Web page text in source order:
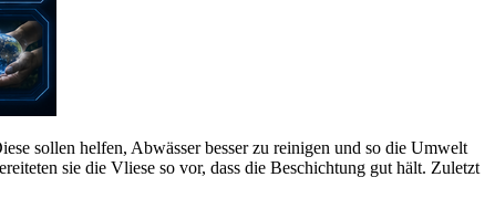
sollen helfen, Abwässer besser zu reinigen und so die Umwelt
sie die Vliese so vor, dass die Beschichtung gut hält. Zuletzt